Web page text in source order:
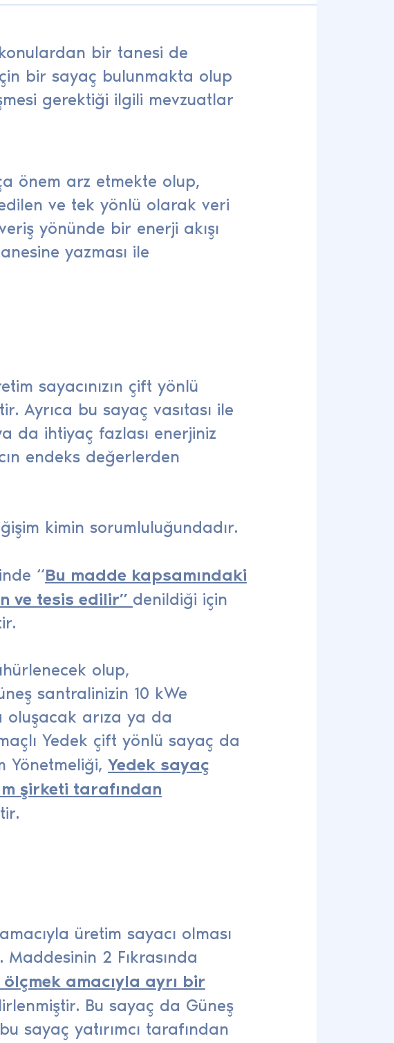
bir tanesi de
bir sayaç bulunmakta olup
gerektiği ilgili mevzuatlar
önem arz etmekte olup,
ve tek yönlü olarak veri
yönünde bir enerji akışı
yazması ile
sayacınızın çift yönlü
Ayrıca bu sayaç vasıtası ile
da ihtiyaç fazlası enerjiniz
endeks değerlerden
kimin sorumluluğundadır.
“Bu madde kapsamındaki
ve tesis edilir” denildiği için
olup,
santralinizin 10 kWe
arıza ya da
Yedek çift yönlü sayaç da
Yönetmeliği, Yedek sayaç
şirketi tarafından
üretim sayacı olması
2 Fıkrasında
amacıyla ayrı bir
Bu sayaç da Güneş
sayaç yatırımcı tarafından